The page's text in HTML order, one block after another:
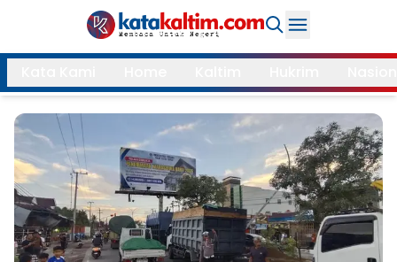
Daerah
Kukar
Samarinda
Bontang
Balikpapan
Kubar
Kutim
PPU
Mahulu
Paser
Berau
Search